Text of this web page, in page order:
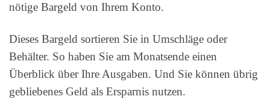
nötige Bargeld von Ihrem Konto.
Dieses Bargeld sortieren Sie in Umschläge oder
Behälter. So haben Sie am Monatsende einen
Überblick über Ihre Ausgaben. Und Sie können übrig
gebliebenes Geld als Ersparnis nutzen.